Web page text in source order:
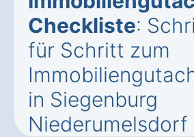
Checkliste:
für Schritt zum
in Siegenburg
Niederumelsdorf